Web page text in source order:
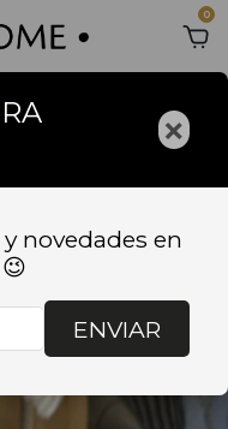
0
×
novedades en
ENVIAR